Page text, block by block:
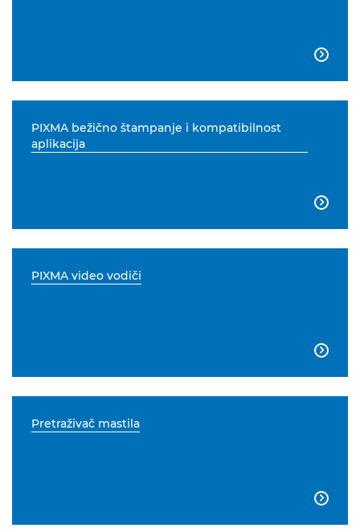

PIXMA bežično štampanje i kompatibilnost
aplikacija

PIXMA video vodiči

Pretraživač mastila
